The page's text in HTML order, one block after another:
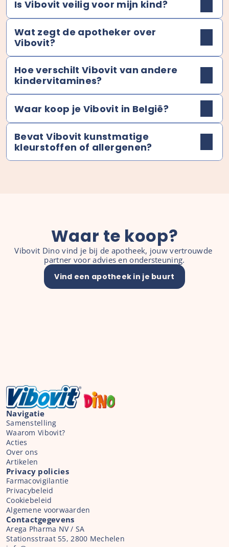
Is Vibovit veilig voor mijn kind?
Wat zegt de apotheker over
Vibovit?
Hoe verschilt Vibovit van andere
kindervitamines?
Waar koop je Vibovit in België?
Bevat Vibovit kunstmatige
kleurstoffen of allergenen?
Waar te koop?
Vibovit Dino vind je bij de apotheek, jouw vertrouwde
partner voor advies en ondersteuning.
Vind een apotheek in je buurt
Navigatie
Samenstelling
Waarom Vibovit?
Acties
Over ons
Artikelen
Privacy policies
Farmacovigilantie
Privacybeleid
Cookiebeleid
Algemene voorwaarden
Contactgegevens
Arega Pharma NV / SA
Stationsstraat 55, 2800 Mechelen